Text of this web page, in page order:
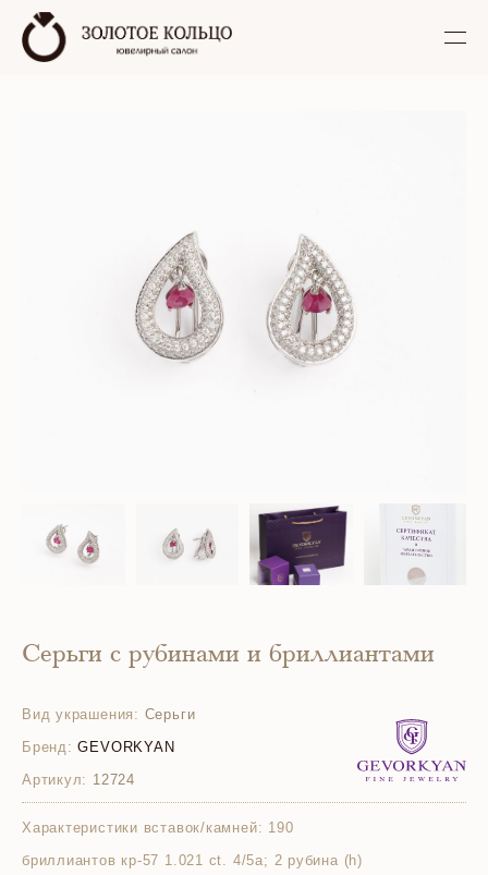
Серьги с рубинами и бриллиантами
Вид украшения: Серьги
Бренд: GEVORKYAN
Артикул: 12724
Характеристики вставок/камней: 190
бриллиантов кр-57 1.021 ct. 4/5а; 2 рубина (h)